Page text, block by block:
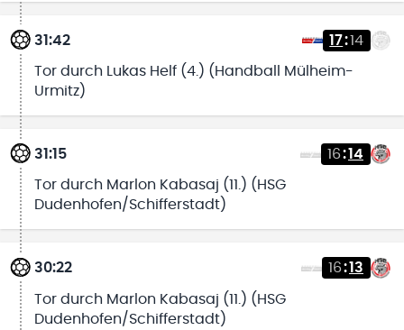
31:42 17:14
Tor durch Lukas Helf (4.) (Handball Mülheim-
Urmitz)
31:15 16:14
Tor durch Marlon Kabasaj (11.) (HSG
Dudenhofen/Schifferstadt)
30:22 16:13
Tor durch Marlon Kabasaj (11.) (HSG
Dudenhofen/Schifferstadt)